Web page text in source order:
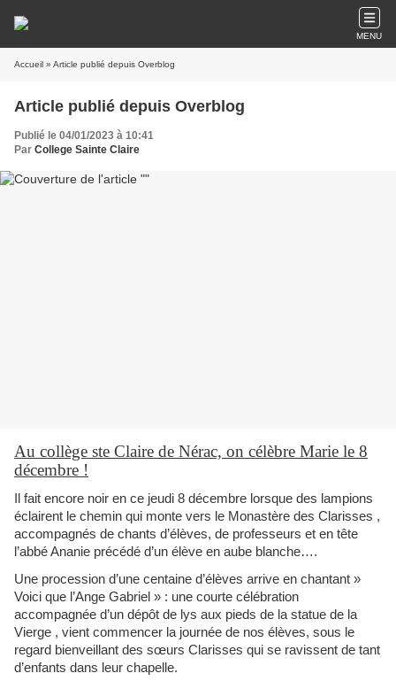
MENU
Accueil » Article publié depuis Overblog
Article publié depuis Overblog
Publié le 04/01/2023 à 10:41
Par College Sainte Claire
Au collège ste Claire de Nérac, on célèbre Marie le 8
décembre !
Il fait encore noir en ce jeudi 8 décembre lorsque des lampions
éclairent le chemin qui monte vers le Monastère des Clarisses ,
accompagnés de chants d’élèves, de professeurs et en tête
l’abbé Ananie précédé d’un élève en aube blanche….
Une procession d’une centaine d’élèves arrive en chantant »
Voici que l’Ange Gabriel » : une courte célébration
accompagnée d’un dépôt de lys aux pieds de la statue de la
Vierge , vient commencer la journée de nos élèves, sous le
regard bienveillant des sœurs Clarisses qui se ravissent de tant
d’enfants dans leur chapelle.